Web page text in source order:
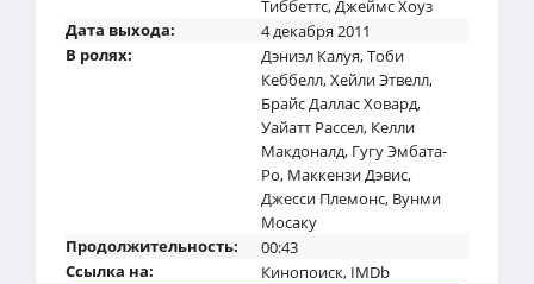
Тиббеттс,Джеймс Хоуз
Дата выхода:
4 декабря 2011
В ролях:
Дэниэл Калуя,Тоби
Кеббелл,Хейли Этвелл,
Брайс Даллас Ховард,
Уайатт Рассел, Келли
Макдоналд, Гугу Эмбата-
Ро, Маккензи Дэвис,
Джесси Племонс, Вунми
Мосаку
Продолжительность:
00:43
Ссылка на:
Кинопоиск, IMDb